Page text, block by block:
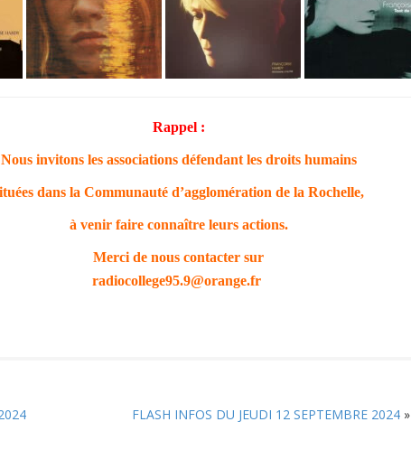
Rappel :
Nous invitons les associations défendant les droits humains
dans la Communauté d’agglomération de la Rochelle,
à venir faire connaître leurs actions.
Merci de nous contacter sur
radiocollege95.9@orange.fr
FLASH INFOS DU JEUDI 12 SEPTEMBRE 2024»